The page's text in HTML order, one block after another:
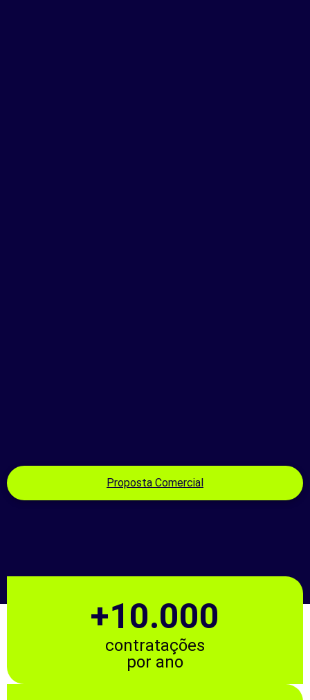
Proposta Comercial
+10.000
contratações
por ano